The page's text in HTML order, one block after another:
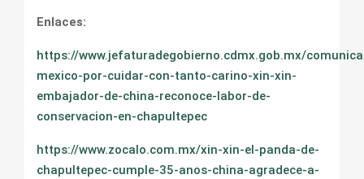
Enlaces:
https://www.jefaturadegobierno.cdmx.gob.mx/
mexico-por-cuidar-con-tanto-carino-xin-xin-
embajador-de-china-reconoce-labor-de-
conservacion-en-chapultepec
https://www.zocalo.com.mx/xin-xin-el-panda-de-
chapultepec-cumple-35-anos-china-agradece-a-